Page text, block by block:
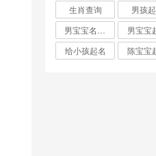
生肖查询
男孩
男宝宝
给小孩起名
陈宝宝